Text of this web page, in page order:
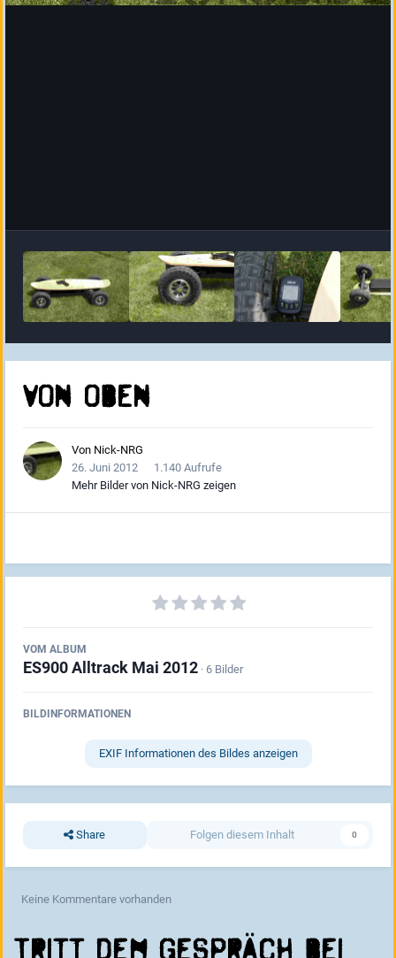
Von oben
Von Nick-NRG
26. Juni 2012
1.140 Aufrufe
Mehr Bilder von Nick-NRG zeigen
VOM ALBUM
ES900 Alltrack Mai 2012 · 6 Bilder
BILDINFORMATIONEN
EXIF Informationen des Bildes anzeigen
Share Folgen diesem Inhalt 0
Keine Kommentare vorhanden
Tritt dem Gespräch bei